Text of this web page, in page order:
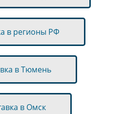
в регионы РФ
в Тюмень
в Омск